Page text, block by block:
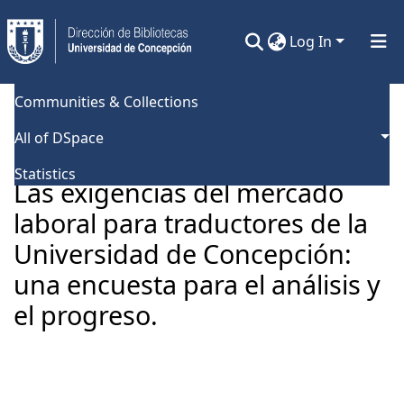
Log In
Communities & Collections
All of DSpace
Statistics
Home
Las exigencias del mercado
laboral para traductores de la
Universidad de Concepción:
una encuesta para el análisis y
el progreso.